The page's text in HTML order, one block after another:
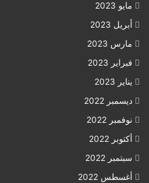
مايو 2023
أبريل 2023
مارس 2023
فبراير 2023
يناير 2023
ديسمبر 2022
نوفمبر 2022
أكتوبر 2022
سبتمبر 2022
أغسطس 2022